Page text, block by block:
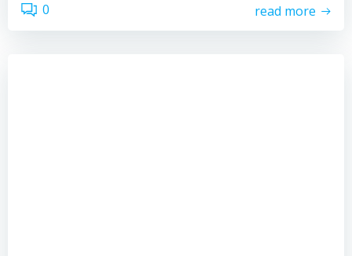
0 read more